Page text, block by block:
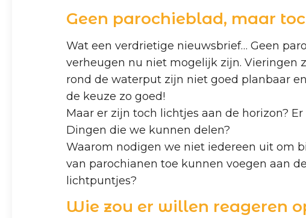
Geen parochieblad, maar
Wat een verdrietige nieuwsbrief… Geen
verheugen nu niet mogelijk zijn. Vieringen
rond de waterput zijn niet goed planbaar
de keuze zo goed!
Maar er zijn toch lichtjes aan de horizon?
Dingen die we kunnen delen?
Waarom nodigen we niet iedereen uit om
van parochianen toe kunnen voegen aan
lichtpuntjes?
Wie zou er willen reageren